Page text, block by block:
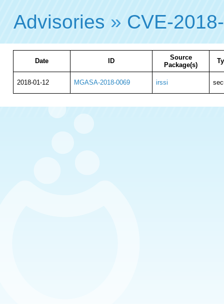
Advisories » CVE-
Date ID
Source
Package(s)
2018-01-12 MGASA-2018-0069 irssi